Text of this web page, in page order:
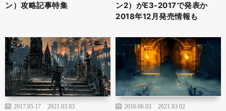
ン）攻略記事特集
ン2）がE3-2017で発表か
2018年12月発売情報も
2017.05.17
2021.03.03
2016.06.03
2021.03.02